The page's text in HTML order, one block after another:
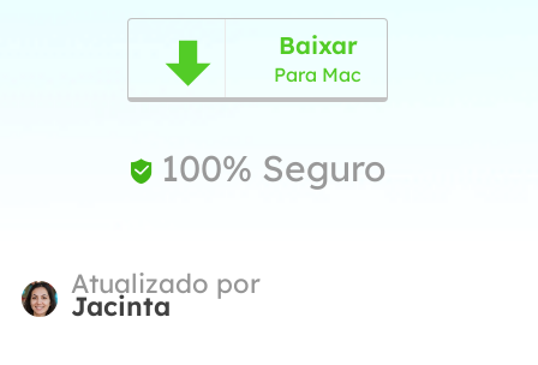
 Baixar
Para Mac
 100% Seguro
Atualizado por
Jacinta